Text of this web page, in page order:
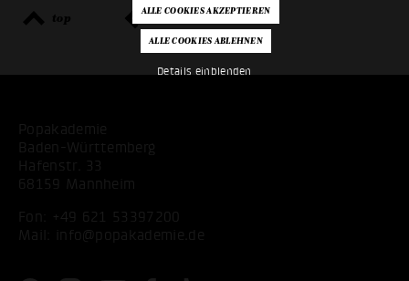
Details einblenden
top zurück
Popakademie
Baden-Württemberg
Hafenstr. 33
68159 Mannheim
Fon:
+49 621 53397200
Mail:
info@popakademie.de